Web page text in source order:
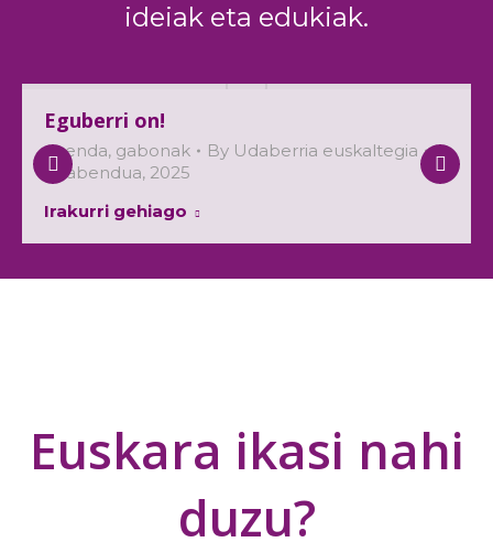
ideiak eta edukiak.
Eguberri on!
agenda, gabonak By Udaberria euskaltegia
19 abendua, 2025
Irakurri gehiago
Euskara ikasi nahi
duzu?